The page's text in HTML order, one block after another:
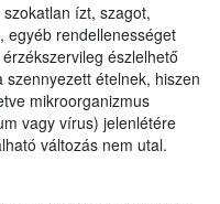
ízt, szagot,
egyéb rendellenességet
észlelhető
ételnek, hiszen
mikroorganizmus
vagy vírus) jelenlétére
változás nem utal.